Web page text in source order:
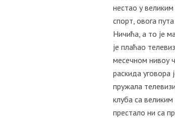
нестао у
спорт, овога
Ничића, а то је
је плаћао
месечном нивоу
раскида уговора
пружала
клуба са
престало ни са